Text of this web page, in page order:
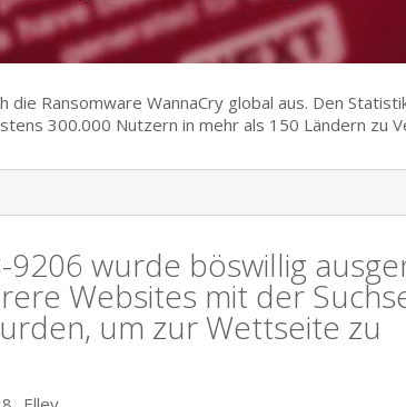
die Ransomware WannaCry global aus. Den
300.000 Nutzern in mehr als 150 Ländern zu
9206 wurde böswillig
Websites mit der
um zur Wettseite zu